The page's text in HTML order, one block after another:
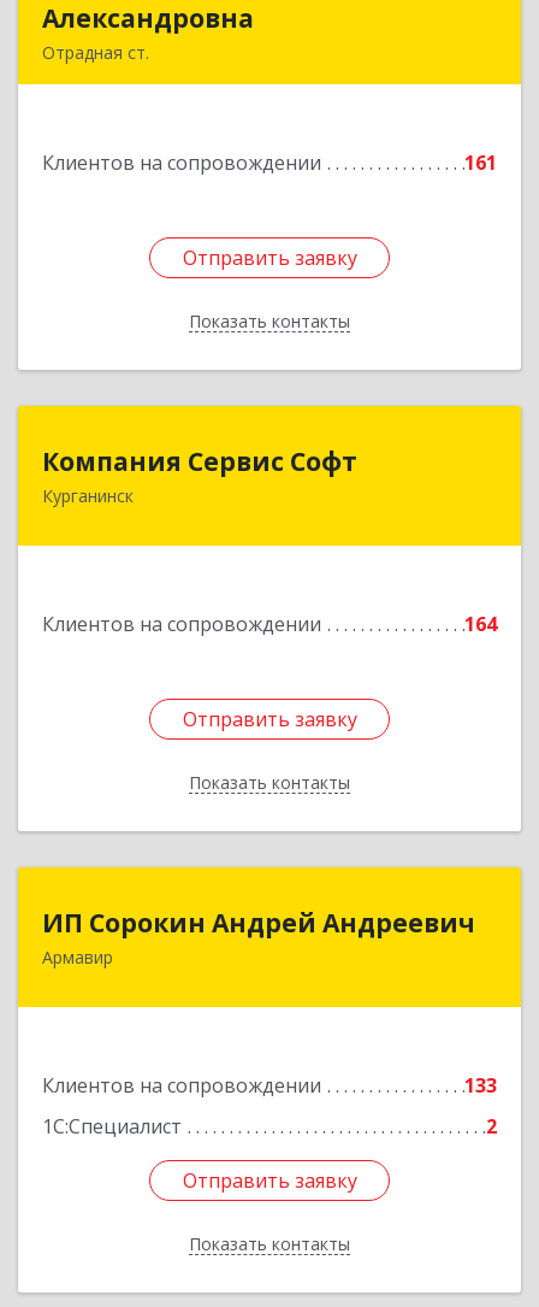
Александровна
Отрадная ст.
Клиентов на сопровождении 161
Отправить заявку
Показать контакты
Подробнее
Отправить заявку
Назад
Компания Сервис Софт
Курганинск
Клиентов на сопровождении 164
Отправить заявку
Показать контакты
Компания Сервис Софт
352430, Краснодарский край, Курганинск г,
Отправить заявку
Назад
ИП Сорокин Андрей Андреевич
Армавир
Клиентов на сопровождении
133
1С:Специалист
2
Отправить заявку
Показать контакты
ИП Сорокин Андрей Андреевич
Отправить заявку
Назад